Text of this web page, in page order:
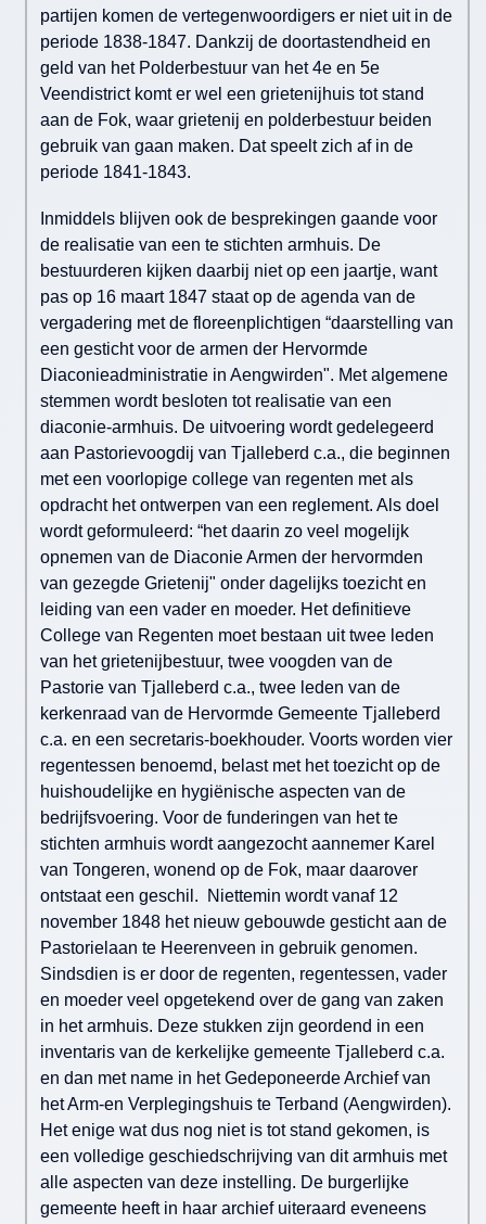
partijen komen de vertegenwoordigers er niet uit in de
periode 1838-1847. Dankzij de doortastendheid en
geld van het Polderbestuur van het 4e en 5e
Veendistrict komt er wel een grietenijhuis tot stand
aan de Fok, waar grietenij en polderbestuur beiden
gebruik van gaan maken. Dat speelt zich af in de
periode 1841-1843.
Inmiddels blijven ook de besprekingen gaande voor
de realisatie van een te stichten armhuis. De
bestuurderen kijken daarbij niet op een jaartje, want
pas op 16 maart 1847 staat op de agenda van de
vergadering met de floreenplichtigen “daarstelling van
een gesticht voor de armen der Hervormde
Diaconieadministratie in Aengwirden". Met algemene
stemmen wordt besloten tot realisatie van een
diaconie-armhuis. De uitvoering wordt gedelegeerd
aan Pastorievoogdij van Tjalleberd c.a., die beginnen
met een voorlopige college van regenten met als
opdracht het ontwerpen van een reglement. Als doel
wordt geformuleerd: “het daarin zo veel mogelijk
opnemen van de Diaconie Armen der hervormden
van gezegde Grietenij" onder dagelijks toezicht en
leiding van een vader en moeder. Het definitieve
College van Regenten moet bestaan uit twee leden
van het grietenijbestuur, twee voogden van de
Pastorie van Tjalleberd c.a., twee leden van de
kerkenraad van de Hervormde Gemeente Tjalleberd
c.a. en een secretaris-boekhouder. Voorts worden vier
regentessen benoemd, belast met het toezicht op de
huishoudelijke en hygiënische aspecten van de
bedrijfsvoering. Voor de funderingen van het te
stichten armhuis wordt aangezocht aannemer Karel
van Tongeren, wonend op de Fok, maar daarover
ontstaat een geschil. Niettemin wordt vanaf 12
november 1848 het nieuw gebouwde gesticht aan de
Pastorielaan te Heerenveen in gebruik genomen.
Sindsdien is er door de regenten, regentessen, vader
en moeder veel opgetekend over de gang van zaken
in het armhuis. Deze stukken zijn geordend in een
inventaris van de kerkelijke gemeente Tjalleberd c.a.
en dan met name in het Gedeponeerde Archief van
het Arm-en Verplegingshuis te Terband (Aengwirden).
Het enige wat dus nog niet is tot stand gekomen, is
een volledige geschiedschrijving van dit armhuis met
alle aspecten van deze instelling. De burgerlijke
gemeente heeft in haar archief uiteraard eveneens